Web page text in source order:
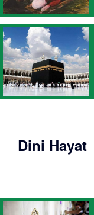
Dini Hayat